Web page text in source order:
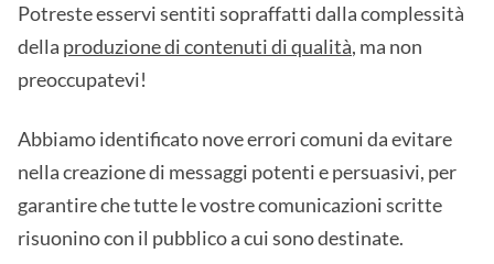
Potreste esservi sentiti sopraffatti dalla complessità
della produzione di contenuti di qualità, ma non
preoccupatevi!
Abbiamo identificato nove errori comuni da evitare
nella creazione di messaggi potenti e persuasivi, per
garantire che tutte le vostre comunicazioni scritte
risuonino con il pubblico a cui sono destinate.